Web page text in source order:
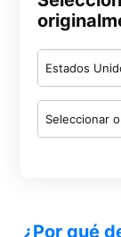
Estados
Seleccionar
¿Por qué